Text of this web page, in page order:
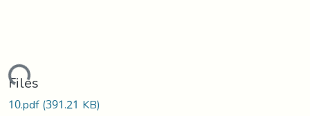
Files
10.pdf(391.21 KB)